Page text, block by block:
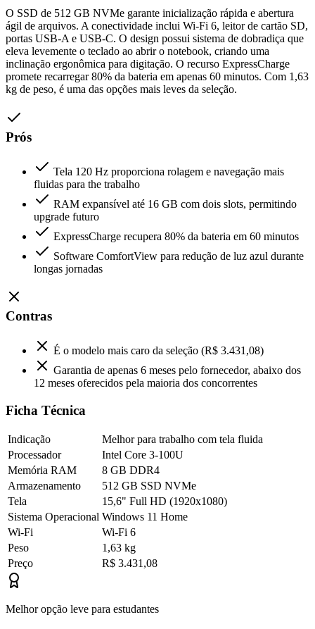
O SSD de 512 GB NVMe garante inicialização rápida e abertura
ágil de arquivos. A conectividade inclui Wi-Fi 6, leitor de cartão SD,
portas USB-A e USB-C. O design possui sistema de dobradiça que
eleva levemente o teclado ao abrir o notebook, criando uma
inclinação ergonômica para digitação. O recurso ExpressCharge
promete recarregar 80% da bateria em apenas 60 minutos. Com 1,63
kg de peso, é uma das opções mais leves da seleção.
Prós
Tela 120 Hz proporciona rolagem e navegação mais
fluidas para the trabalho
RAM expansível até 16 GB com dois slots, permitindo
upgrade futuro
ExpressCharge recupera 80% da bateria em 60 minutos
Software ComfortView para redução de luz azul durante
longas jornadas
Contras
É o modelo mais caro da seleção (R$ 3.431,08)
Garantia de apenas 6 meses pelo fornecedor, abaixo dos
12 meses oferecidos pela maioria dos concorrentes
Ficha Técnica
Indicação
Melhor para trabalho com tela fluida
Processador
Intel Core 3-100U
Memória RAM
8 GB DDR4
Armazenamento
512 GB SSD NVMe
Tela
15,6" Full HD (1920x1080)
Sistema Operacional Windows 11 Home
Wi-Fi
Wi-Fi 6
Peso
1,63 kg
Preço
R$ 3.431,08
Melhor opção leve para estudantes